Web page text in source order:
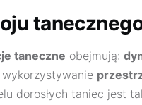
taneczne obejmują:
wykorzystywanie
dorosłych taniec jest